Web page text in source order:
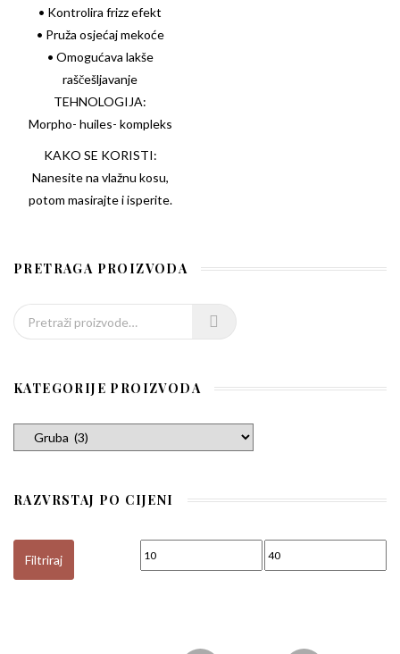
• Kontrolira frizz efekt
• Pruža osjećaj mekoće
• Omogućava lakše
raščešljavanje
TEHNOLOGIJA:
Morpho- huiles- kompleks
KAKO SE KORISTI:
Nanesite na vlažnu kosu,
potom masirajte i isperite.
PRETRAGA PROIZVODA
Pretraži:
KATEGORIJE PROIZVODA
RAZVRSTAJ PO CIJENI
Min cijena Maks cijena
Filtriraj